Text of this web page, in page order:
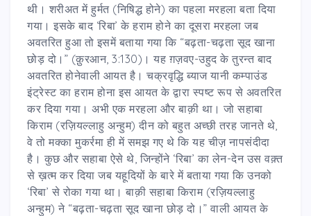
थी। शरीअत में हुर्मत (निषिद्ध होने) का पहला मरहला बता दिया
गया। इसके बाद ‘रिबा’ के हराम होने का दूसरा मरहला जब
अवतरित हुआ तो इसमें बताया गया कि “बढ़ता-चढ़ता सूद खाना
छोड़ दो।” (क़ुरआन, 3:130)। यह ग़ज़वए-उहुद के तुरन्त बाद
अवतरित होनेवाली आयत है। चक्रवृद्धि ब्याज यानी कम्पाउंड
इंट्रेस्ट का हराम होना इस आयत के द्वारा स्पष्ट रूप से अवतरित
कर दिया गया। अभी एक मरहला और बाक़ी था। जो सहाबा
किराम (रज़ियल्लाहु अन्हुम) दीन को बहुत अच्छी तरह जानते थे,
वे तो मक्का मुकर्रमा ही में समझ गए थे कि यह चीज़ नापसंदीदा
है। कुछ और सहाबा ऐसे थे, जिन्होंने ‘रिबा’ का लेन-देन उस वक़्त
से ख़त्म कर दिया जब यहूदियों के बारे में बताया गया कि उनको
‘रिबा’ से रोका गया था। बाक़ी सहाबा किराम (रज़ियल्लाहु
अन्हुम) ने “बढ़ता-चढ़ता सूद खाना छोड़ दो।” वाली आयत के